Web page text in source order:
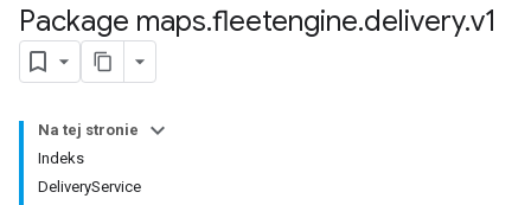
Package maps.fleetengine.delivery.v1
Na tej stronie
Indeks
DeliveryService